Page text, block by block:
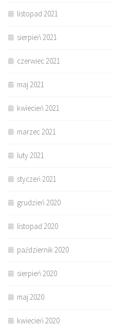
listopad 2021
sierpień 2021
czerwiec 2021
maj 2021
kwiecień 2021
marzec 2021
luty 2021
styczeń 2021
grudzień 2020
listopad 2020
październik 2020
sierpień 2020
maj 2020
kwiecień 2020